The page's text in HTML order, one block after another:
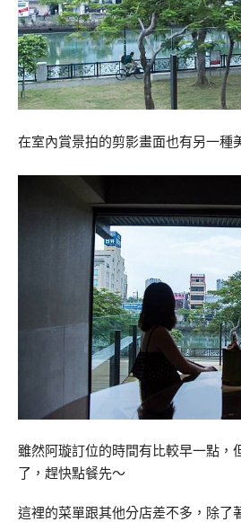
在室內賞景拍的剪影畫面也有另一種
雖然阿璇訂位的時間有比較早一點，
了，趕快點餐先～
這裡的菜單跟其他分店差不多，除了